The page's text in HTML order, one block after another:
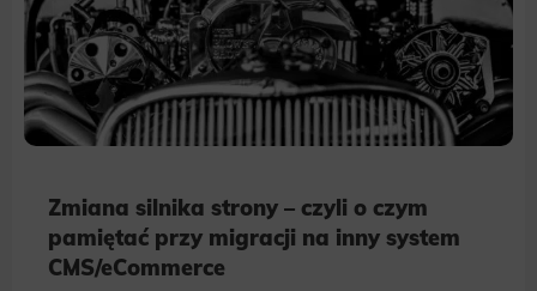
Zmiana silnika strony – czyli o czym
pamiętać przy migracji na inny system
CMS/eCommerce